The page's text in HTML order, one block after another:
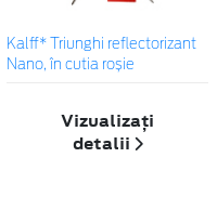
Kalff* Triunghi reflectorizant
Nano, în cutia roșie
Vizualizați
detalii